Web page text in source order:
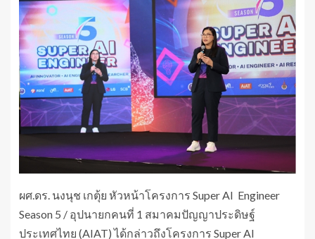
ผศ.ดร. นงนุช เกตุ้ย หัวหน้าโครงการ Super AI Engineer
Season 5 / อุปนายกคนที่ 1 สมาคมปัญญาประดิษฐ์
ประเทศไทย (AIAT) ได้กล่าวถึงโครงการ Super AI